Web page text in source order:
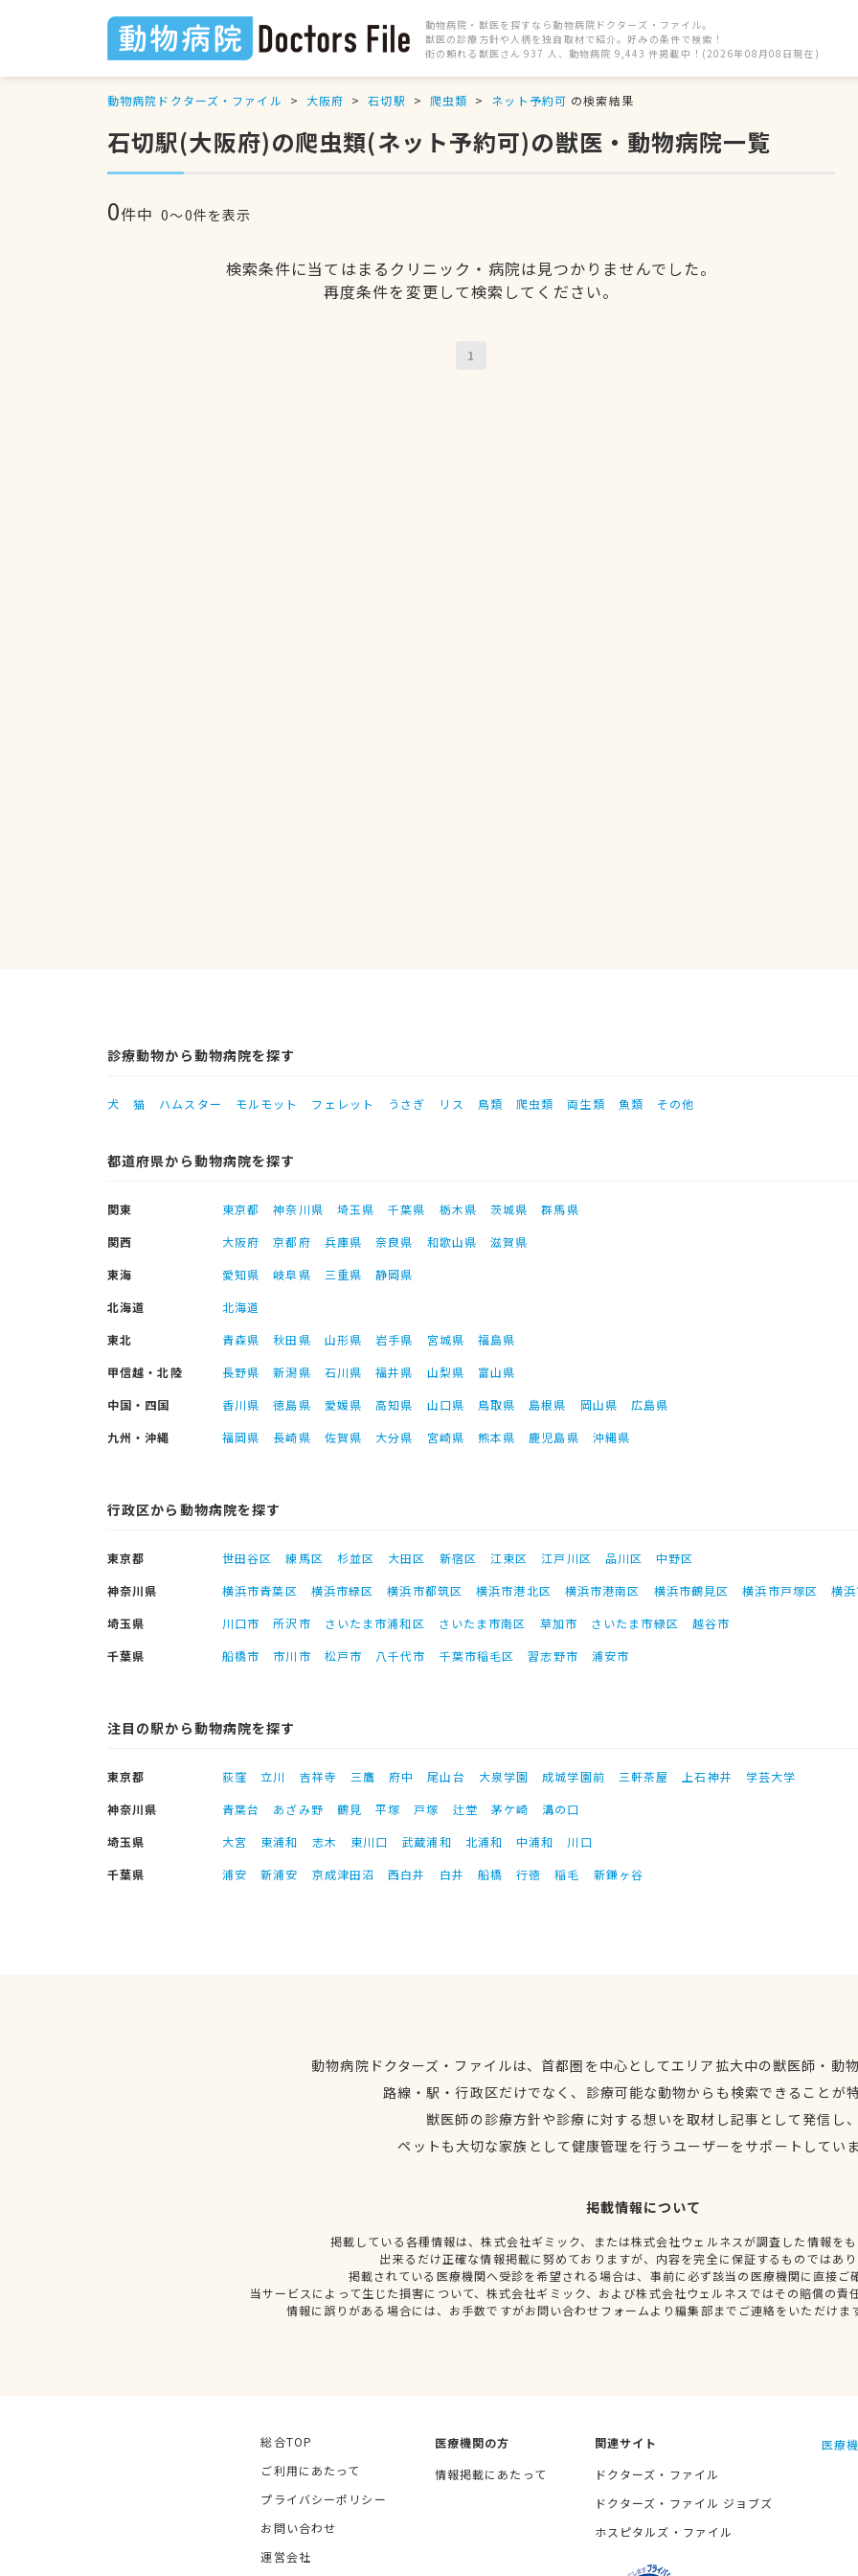
動物病院・獣医を探すなら動物病院ドクターズ・ファイル。
獣医の診療方針や人柄を独自取材で紹介。好みの条件で検索！
街の頼れる獣医さん 937 人、動物病院 9,443 件掲載中！(2026年08月08日現在)
動物病院ドクターズ・ファイル 大阪府 石切駅 爬虫類 ネット予約可 の検索結果
石切駅(大阪府)の爬虫類(ネット予約可)の獣医・動物病院一覧
0件中 0〜0件を表示
検索条件に当てはまるクリニック・病院は見つかりませんでした。
再度条件を変更して検索してください。
1
診療動物から動物病院を探す
犬 猫 ハムスター モルモット フェレット うさぎ リス 鳥類 爬虫類 両生類 魚類 その他
都道府県から動物病院を探す
関東 東京都 神奈川県 埼玉県 千葉県 栃木県 茨城県
群馬県
関西
大阪府 京都府 兵庫県 奈良県 和歌山県
滋賀県
東海
愛知県 岐阜県 三重県
静岡県
北海道
北海道
東北
青森県 秋田県 山形県 岩手県 宮城県
福島県
甲信越・北陸
長野県 新潟県 石川県 福井県 山梨県
富山県
中国・四国
香川県 徳島県 愛媛県 高知県 山口県 鳥取県 島根県 岡山県
広島県
九州・沖縄
福岡県 長崎県 佐賀県 大分県 宮崎県 熊本県 鹿児島県 沖縄県
行政区から動物病院を探す
東京都 世田谷区 練馬区 杉並区 大田区 新宿区 江東区 江戸川区 品川区
中野区
神奈川県
横浜市青葉区 横浜市緑区 横浜市都筑区 横浜市港北区 横浜市港南区 横浜市鶴見区 横浜市戸塚区
横
埼玉県
川口市 所沢市 さいたま市浦和区 さいたま市南区 草加市 さいたま市緑区
越谷市
千葉県
船橋市 市川市 松戸市 八千代市 千葉市稲毛区 習志野市 浦安市
注目の駅から動物病院を探す
東京都 荻窪 立川 吉祥寺 三鷹 府中 尾山台 大泉学園 成城学園前 三軒茶屋 上石神井
学芸大学
神奈川県
青葉台 あざみ野 鶴見 平塚 戸塚 辻堂 茅ケ崎
溝の口
埼玉県
大宮 東浦和 志木 東川口 武蔵浦和 北浦和 中浦和
川口
千葉県
浦安 新浦安 京成津田沼 西白井 白井 船橋 行徳 稲毛 新鎌ヶ谷
動物病院ドクターズ・ファイルは、首都圏を中心としてエリア拡大中の獣医師・動
路線・駅・行政区だけでなく、診療可能な動物からも検索できることが
獣医師の診療方針や診療に対する想いを取材し記事として発信し
ペットも大切な家族として健康管理を行うユーザーをサポートしてい
掲載情報について
掲載している各種情報は、株式会社ギミック、または株式会社ウェルネスが調査した情報を
出来るだけ正確な情報掲載に努めておりますが、内容を完全に保証するものではあ
掲載されている医療機関へ受診を希望される場合は、事前に必ず該当の医療機関に直接ご
当サービスによって生じた損害について、株式会社ギミック、および株式会社ウェルネスではその賠償の責
情報に誤りがある場合には、お手数ですがお問い合わせフォームより編集部までご連絡をいただけま
総合TOP
ご利用にあたって
プライバシーポリシー
お問い合わせ
運営会社
医療機関の方
情報掲載にあたって
関連サイト
ドクターズ・ファイル
ドクターズ・ファイル ジョブズ
ホスピタルズ・ファイル
医療